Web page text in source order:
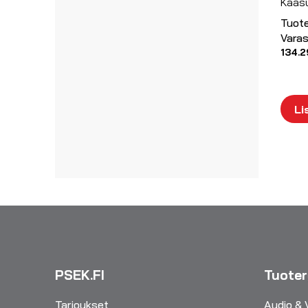
PSEK.FI
Tarjoukset Audio &